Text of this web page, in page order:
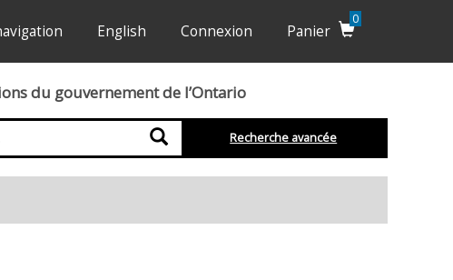
English Connexion Panier
0
du gouvernement de l’Ontario
RechercheRecherche avancée